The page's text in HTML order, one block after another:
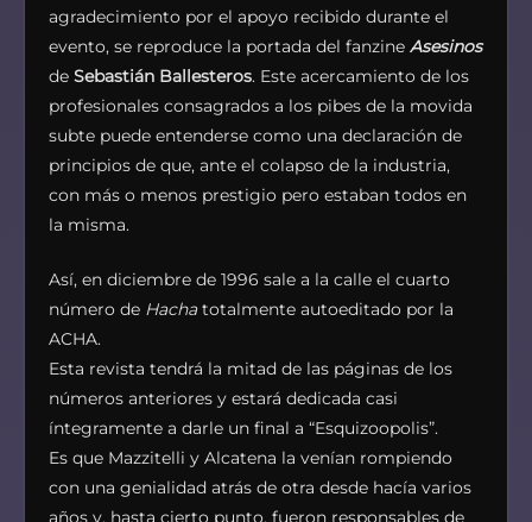
agradecimiento por el apoyo recibido durante el
evento, se reproduce la portada del fanzine Asesinos
de Sebastián Ballesteros. Este acercamiento de los
profesionales consagrados a los pibes de la movida
subte puede entenderse como una declaración de
principios de que, ante el colapso de la industria,
con más o menos prestigio pero estaban todos en
la misma.
Así, en diciembre de 1996 sale a la calle el cuarto
número de Hachatotalmente autoeditado por la
ACHA.
Esta revista tendrá la mitad de las páginas de los
números anteriores y estará dedicada casi
íntegramente a darle un final a “Esquizoopolis”.
Es que Mazzitelli y Alcatena la venían rompiendo
con una genialidad atrás de otra desde hacía varios
años y, hasta cierto punto, fueron responsables de